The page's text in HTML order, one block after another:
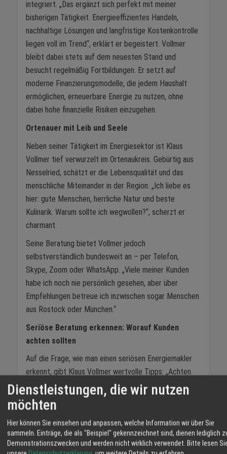
integriert. „Das ergänzt sich perfekt mit meiner
bisherigen Tätigkeit. Energieeffizientes Handeln,
nachhaltige Lösungen und langfristige Kostenkontrolle
liegen voll im Trend“, erklärt er begeistert. Vollmer
bleibt dabei stets auf dem neuesten Stand und
besucht regelmäßig Fortbildungen. Er setzt auf
moderne Finanzierungsmodelle, die jedem Haushalt
ermöglichen, erneuerbare Energie zu nutzen, ohne
dabei hohe finanzielle Risiken einzugehen.
Ortenauer mit Leib und Seele
Neben seiner Tätigkeit im Energiesektor ist Klaus
Vollmer tief verwurzelt im Ortenaukreis. Gebürtig aus
Nesselried, schätzt er die Lebensqualität und das
menschliche Miteinander in der Region. „Ich liebe es
hier: gute Menschen, herrliche Natur und beste
Kulinarik. Warum sollte ich wegwollen?“, scherzt er
charmant.
Seine Beratung bietet Vollmer jedoch
selbstverständlich bundesweit an – per Telefon,
Skype, Zoom oder WhatsApp. „Viele meiner Kunden
habe ich noch nie persönlich gesehen, aber über
Empfehlungen betreue ich inzwischen sogar Menschen
aus Rostock oder München.“
Seriöse Beratung erkennen: Worauf Kunden
achten sollten
Auf die Frage, wie man einen seriösen Energiemakler
erkennt, gibt Klaus Vollmer wertvolle Tipps: „Achten
Sie darauf, wie lange jemand bereits am Markt ist.
Erfahrung und Reputation sind enorm wichtig.“ Ein
weiteres Warnsignal: wenn jemand gleichzeitig Handys,
Versicherungen und Strom anbietet. „Ein guter
Energiemakler konzentriert sich voll auf das Thema
Energie. Nur dann ist umfassendes Fachwissen
Dienstleistungen, die wir nutzen
möchten
Hier können Sie einsehen und anpassen, welche Information wir über Sie
sammeln. Einträge, die als "Beispiel" gekennzeichnet sind, dienen lediglich
Demonstrationszwecken und werden nicht wirklich verwendet. Bitte lesen